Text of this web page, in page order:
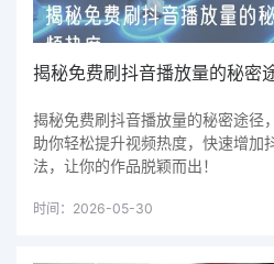
揭秘免费刷抖音播放量的秘密
揭秘免费刷抖音播放量的秘密途径
助你轻松提升视频热度，快速增加
法，让你的作品脱颖而出！
时间：2026-05-30